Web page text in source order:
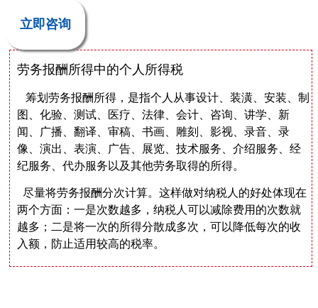
立即咨询
劳务报酬所得中的个人所得税
筹划劳务报酬所得，是指个人从事设计、装潢、安装、制
图、化验、测试、医疗、法律、会计、咨询、讲学、新
闻、广播、翻译、审稿、书画、雕刻、影视、录音、录
像、演出、表演、广告、展览、技术服务、介绍服务、经
纪服务、代办服务以及其他劳务取得的所得。
尽量将劳务报酬分次计算。这样做对纳税人的好处体现在
两个方面：一是次数越多，纳税人可以减除费用的次数就
越多；二是将一次的所得分散成多次，可以降低每次的收
入额，防止适用较高的税率。